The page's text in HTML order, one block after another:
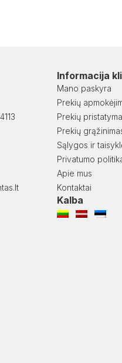
Informacija
Mano paskyra
Prekių
Prekių
Prekių
Sąlygos ir
Privatumo
Apie mus
Kontaktai
Kalba